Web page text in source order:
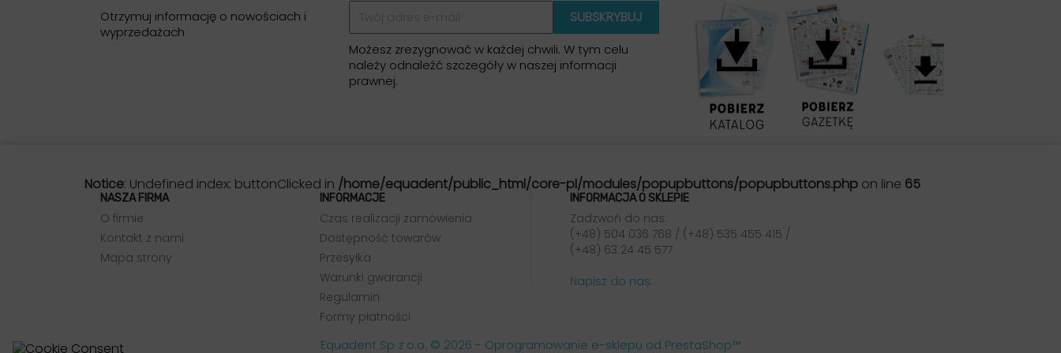
Otrzymuj informację o nowościach i
wyprzedażach
Możesz zrezygnować w każdej chwili. W tym celu
należy odnaleźć szczegóły w naszej informacji
prawnej.
Notice: Undefined index: buttonClicked in /home/equadent/public_html/core-pl/modules/popupbuttons/popupbuttons.php on line 65
NASZA FIRMA
O firmie
Kontakt z nami
Mapa strony
INFORMACJE
Czas realizacji zamówienia
Dostępność towarów
Przesyłka
Warunki gwarancji
Regulamin
Formy płatności
INFORMACJA O SKLEPIE
Zadzwoń do nas:
(+48) 504 036 768 / (+48) 535 455 415 /
(+48) 63 24 45 577
Napisz do nas:
Equadent Sp z o.o. © 2026 - Oprogramowanie e-sklepu od PrestaShop™